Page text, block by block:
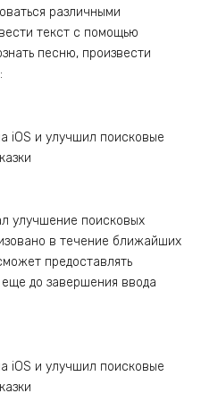
различными
текст с помощью
песню, произвести
улучшение поисковых
в течение ближайших
предоставлять
до завершения ввода